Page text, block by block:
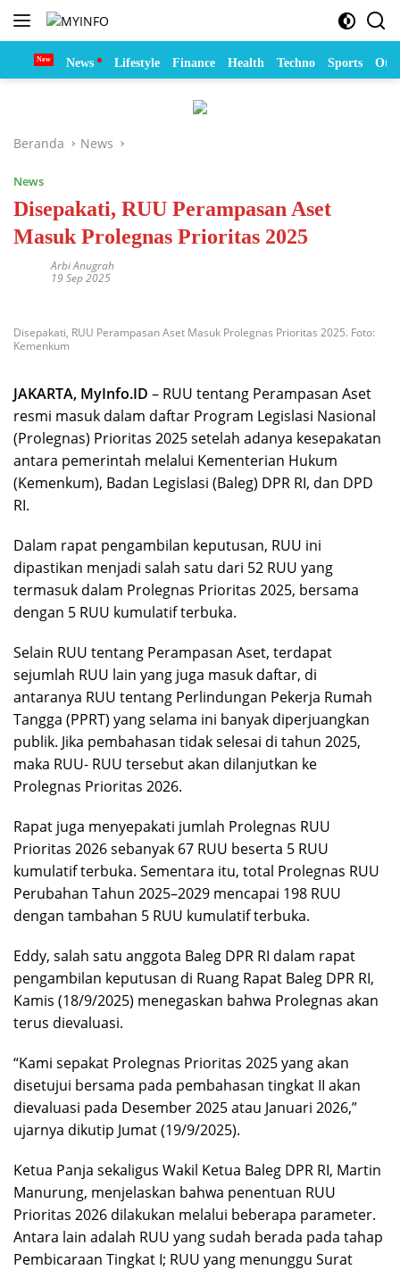
Langsung
Home News Lifestyle Finance Health Techno Sports
Beranda News
News
Disepakati, RUU Perampasan Aset
Masuk Prolegnas Prioritas 2025
Arbi Anugrah
19 Sep 2025
Disepakati, RUU Perampasan Aset Masuk Prolegnas Prioritas 2025. Foto:
Kemenkum
JAKARTA, MyInfo.ID – RUU tentang Perampasan Aset
resmi masuk dalam daftar Program Legislasi Nasional
(Prolegnas) Prioritas 2025 setelah adanya kesepakatan
antara pemerintah melalui Kementerian Hukum
(Kemenkum), Badan Legislasi (Baleg) DPR RI, dan DPD
RI.
Dalam rapat pengambilan keputusan, RUU ini
dipastikan menjadi salah satu dari 52 RUU yang
termasuk dalam Prolegnas Prioritas 2025, bersama
dengan 5 RUU kumulatif terbuka.
Selain RUU tentang Perampasan Aset, terdapat
sejumlah RUU lain yang juga masuk daftar, di
antaranya RUU tentang Perlindungan Pekerja Rumah
Tangga (PPRT) yang selama ini banyak diperjuangkan
publik. Jika pembahasan tidak selesai di tahun 2025,
maka RUU- RUU tersebut akan dilanjutkan ke
Prolegnas Prioritas 2026.
Rapat juga menyepakati jumlah Prolegnas RUU
Prioritas 2026 sebanyak 67 RUU beserta 5 RUU
kumulatif terbuka. Sementara itu, total Prolegnas RUU
Perubahan Tahun 2025–2029 mencapai 198 RUU
dengan tambahan 5 RUU kumulatif terbuka.
Eddy, salah satu anggota Baleg DPR RI dalam rapat
pengambilan keputusan di Ruang Rapat Baleg DPR RI,
Kamis (18/9/2025) menegaskan bahwa Prolegnas akan
terus dievaluasi.
“Kami sepakat Prolegnas Prioritas 2025 yang akan
disetujui bersama pada pembahasan tingkat II akan
dievaluasi pada Desember 2025 atau Januari 2026,”
ujarnya dikutip Jumat (19/9/2025).
Ketua Panja sekaligus Wakil Ketua Baleg DPR RI, Martin
Manurung, menjelaskan bahwa penentuan RUU
Prioritas 2026 dilakukan melalui beberapa parameter.
Antara lain adalah RUU yang sudah berada pada tahap
Pembicaraan Tingkat I; RUU yang menunggu Surat